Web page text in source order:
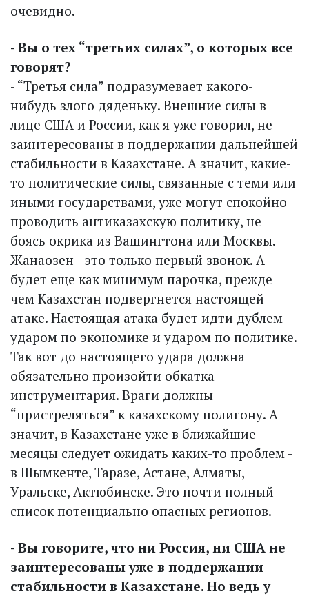
очевидно.
- Вы о тех “третьих силах”, о которых все
говорят?
- “Третья сила” подразумевает какого-
нибудь злого дяденьку. Внешние силы в
лице США и России, как я уже говорил, не
заинтересованы в поддержании дальнейшей
стабильности в Казахстане. А значит, какие-
то политические силы, связанные с теми или
иными государствами, уже могут спокойно
проводить антиказахскую политику, не
боясь окрика из Вашингтона или Москвы.
Жанаозен - это только первый звонок. А
будет еще как минимум парочка, прежде
чем Казахстан подвергнется настоящей
атаке. Настоящая атака будет идти дублем -
ударом по экономике и ударом по политике.
Так вот до настоящего удара должна
обязательно произойти обкатка
инструментария. Враги должны
“пристреляться” к казахскому полигону. А
значит, в Казахстане уже в ближайшие
месяцы следует ожидать каких-то проблем -
в Шымкенте, Таразе, Астане, Алматы,
Уральске, Актюбинске. Это почти полный
список потенциально опасных регионов.
- Вы говорите, что ни Россия, ни США не
заинтересованы уже в поддержании
стабильности в Казахстане. Но ведь у